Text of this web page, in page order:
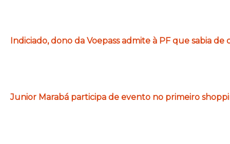
Indiciado, dono da Voepass admite à PF que sabia
Junior Marabá participa de evento no primeiro